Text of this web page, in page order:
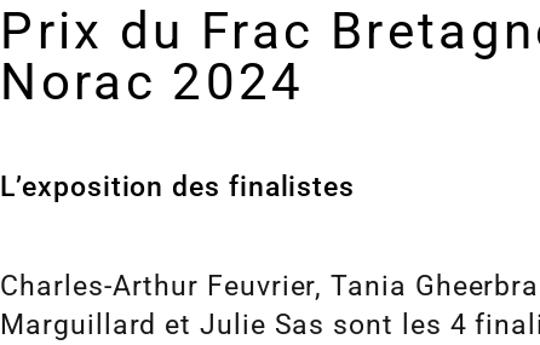
Prix du Frac
Norac 2024
L’exposition des finalistes
Charles-Arthur Feuvrier, Tania
Marguillard et Julie Sas sont les 4